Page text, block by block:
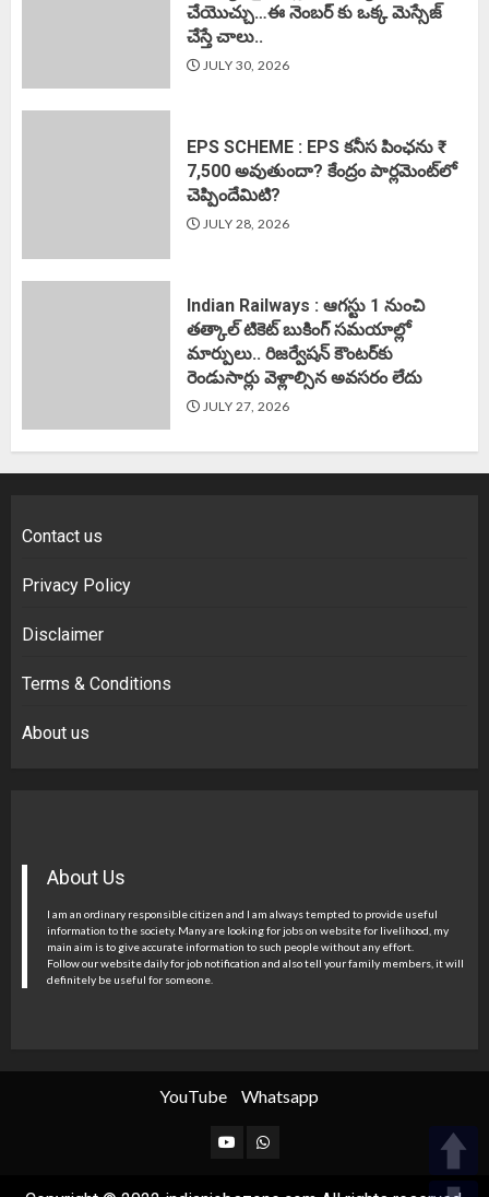
చేయొచ్చు…ఈ నెంబర్ కు ఒక్క మెస్సేజ్
చేస్తే చాలు..
JULY 30, 2026
EPS SCHEME : EPS కనీస పింఛను ₹
7,500 అవుతుందా? కేంద్రం పార్లమెంట్‌లో
చెప్పిందేమిటి?
JULY 28, 2026
Indian Railways : ఆగస్టు 1 నుంచి
తత్కాల్‌ టికెట్‌ బుకింగ్‌ సమయాల్లో
మార్పులు.. రిజర్వేషన్ కౌంటర్‌కు
రెండుసార్లు వెళ్లాల్సిన అవసరం లేదు
JULY 27, 2026
Contact us
Privacy Policy
Disclaimer
Terms & Conditions
About us
About Us
I am an ordinary responsible citizen and I am always tempted to provide useful
information to the society. Many are looking for jobs on website for livelihood, my
main aim is to give accurate information to such people without any effort.
Follow our website daily for job notification and also tell your family members, it will
definitely be useful for someone.
YouTube Whatsapp
YouTubeWhatsapp